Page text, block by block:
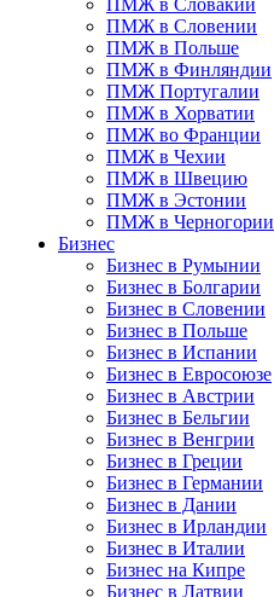
ПМЖ в Словакии
ПМЖ в Словении
ПМЖ в Польше
ПМЖ в Финляндии
ПМЖ Португалии
ПМЖ в Хорватии
ПМЖ во Франции
ПМЖ в Чехии
ПМЖ в Швецию
ПМЖ в Эстонии
ПМЖ в Черногории
Бизнес
Бизнес в Румынии
Бизнес в Болгарии
Бизнес в Словении
Бизнес в Польше
Бизнес в Испании
Бизнес в Евросоюзе
Бизнес в Австрии
Бизнес в Бельгии
Бизнес в Венгрии
Бизнес в Греции
Бизнес в Германии
Бизнес в Дании
Бизнес в Ирландии
Бизнес в Италии
Бизнес на Кипре
Бизнес в Латвии